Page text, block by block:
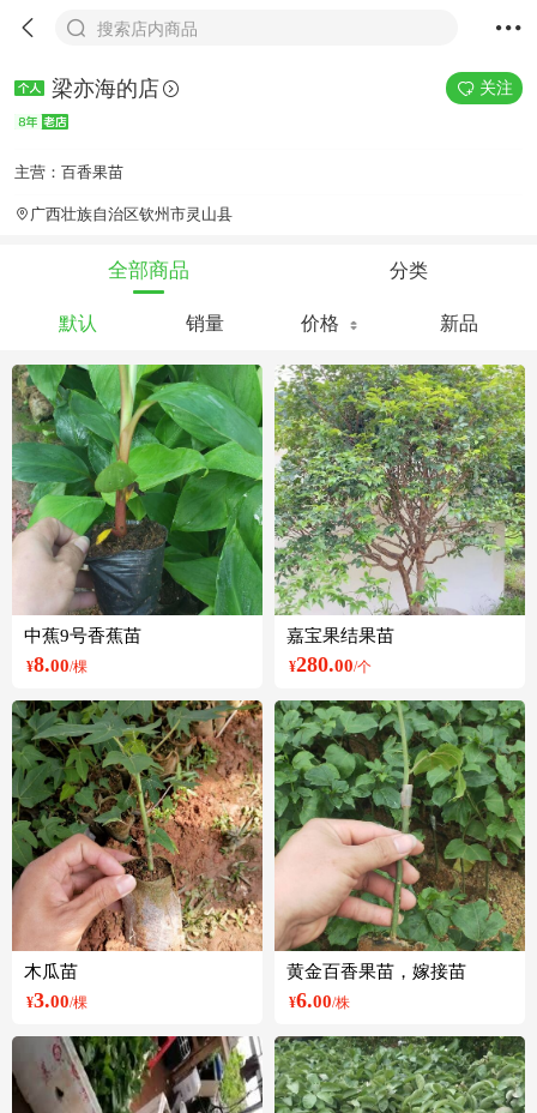
搜索店内商品
梁亦海的店 关注
主营：百香果苗
广西壮族自治区钦州市灵山县
全部商品 分类
默认 销量 价格 新品
中蕉9号香蕉苗
¥8.00/棵
嘉宝果结果苗
¥280.00/个
木瓜苗
¥3.00/棵
黄金百香果苗，嫁接苗
¥6.00/株